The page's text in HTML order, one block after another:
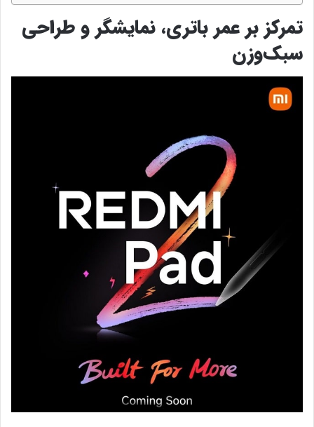
تمرکز بر عمر باتری، نمایشگر و طراحی
سبک‌وزن